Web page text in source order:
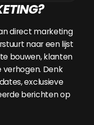
direct marketing
naar een lijst
bouwen, klanten
Denk
exclusieve
berichten op